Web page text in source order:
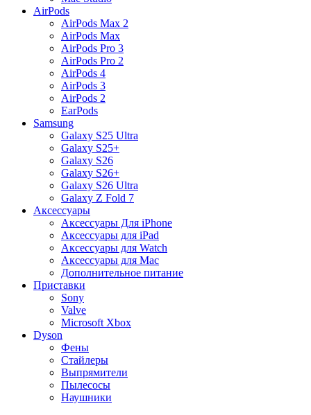
AirPods
AirPods Max 2
AirPods Max
AirPods Pro 3
AirPods Pro 2
AirPods 4
AirPods 3
AirPods 2
EarPods
Samsung
Galaxy S25 Ultra
Galaxy S25+
Galaxy S26
Galaxy S26+
Galaxy S26 Ultra
Galaxy Z Fold 7
Аксессуары
Аксессуары Для iPhone
Аксессуары для iPad
Аксессуары для Watch
Аксессуары для Mac
Дополнительное питание
Приставки
Sony
Valve
Microsoft Xbox
Dyson
Фены
Стайлеры
Выпрямители
Пылесосы
Наушники